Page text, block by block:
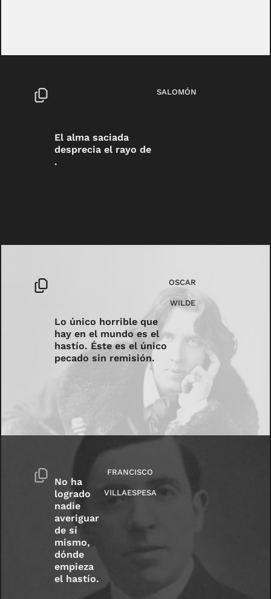
El alma saciada
desprecia el rayo de
.
SALOMÓN
Lo único horrible que
hay en el mundo es el
hastío. Éste es el único
pecado sin remisión.
OSCAR
WILDE
No ha
logrado
nadie
averiguar
de sí
mismo,
dónde
empieza
el hastío.
FRANCISCO
VILLAESPESA